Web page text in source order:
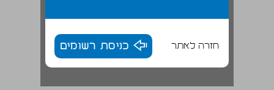
חזרה לאתר כניסת רשומים